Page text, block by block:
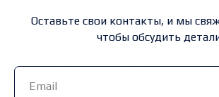
Оставьте свои контакты, и мы
чтобы обсудить